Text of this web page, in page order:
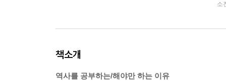
소
책소개
역사를 공부하는/해야만 하는 이유